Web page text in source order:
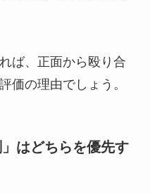
ば、正面から殴り合
価の理由でしょう。
はどちらを優先す